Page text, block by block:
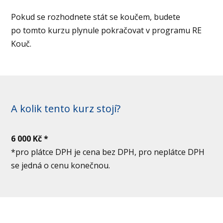
Pokud se rozhodnete stát se koučem, budete
po tomto kurzu plynule pokračovat v programu RE
Kouč.
A kolik tento kurz stojí?
6 000 Kč *
*pro plátce DPH je cena bez DPH, pro neplátce DPH
se jedná o cenu konečnou.